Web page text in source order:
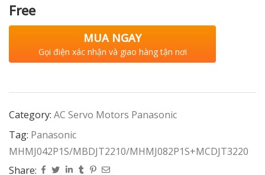
Free
MUA NGAY
Gọi điện xác nhận và giao hàng tận nơi
Category: AC Servo Motors Panasonic
Tag: Panasonic
MHMJ042P1S/MBDJT2210/MHMJ082P1S+MCDJT3220
Share: